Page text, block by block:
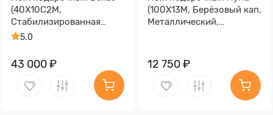
(40Х10С2М,
Стабилизированная
карельская береза,
гарды и тыльника)
5.0
43 000 ₽
(100Х13М, Берёзовый кап,
Металлический,
12 750 ₽